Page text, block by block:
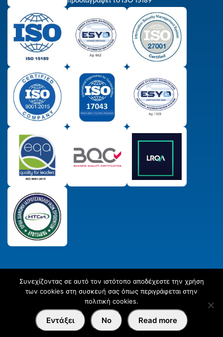
© 2025 Παραγωγικός & Πιστωτικός Συνεταιρισμός
Εργαστηριακών Ιατρών ΣΥΝ. ΠΕ.
All Rights Reserved
Created
Συνεχίζοντας σε αυτό τον ιστότοπο αποδέχεστε την χρήση
των cookies στη συσκευή σας όπως περιγράφεται στην
πολιτική cookies.
Εντάξει No Read more